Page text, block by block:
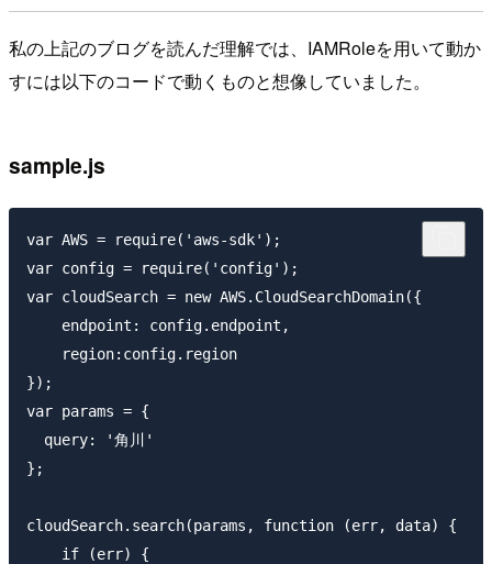
私の上記のブログを読んだ理解では、IAMRoleを用いて動か
すには以下のコードで動くものと想像していました。
sample.js
var AWS = require('aws-sdk');
var config = require('config');
var cloudSearch = new AWS.CloudSearchDomain({
    endpoint: config.endpoint,
    region:config.region
});
var params = {
  query: '角川'
};
cloudSearch.search(params, function (err, data) {
    if (err) {